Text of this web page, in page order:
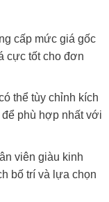
cấp mức giá gốc
cực tốt cho đơn
thể tùy chỉnh kích
phù hợp nhất với
viên giàu kinh
bố trí và lựa chọn